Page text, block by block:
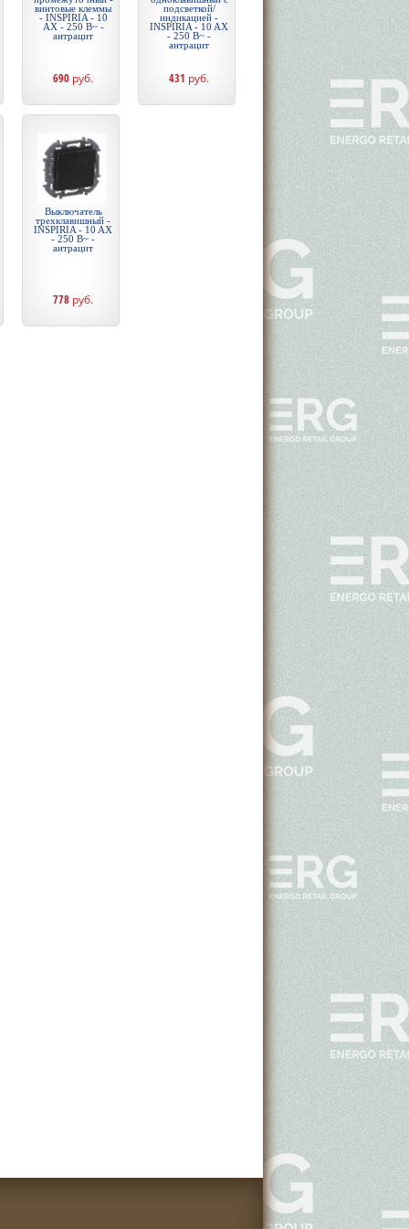
винтовые клеммы
- INSPIRIA - 10
AX - 250 В~ -
антрацит
690 руб.
подсветкой/
индикацией -
INSPIRIA - 10 AX
- 250 В~ -
антрацит
431 руб.
Выключатель
трехклавишный -
INSPIRIA - 10 AX
- 250 В~ -
антрацит
778 руб.